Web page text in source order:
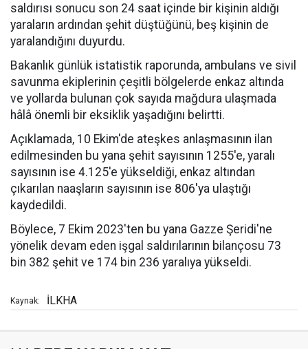
saldırısı sonucu son 24 saat içinde bir kişinin aldığı
yaraların ardından şehit düştüğünü, beş kişinin de
yaralandığını duyurdu.
Bakanlık günlük istatistik raporunda, ambulans ve sivil
savunma ekiplerinin çeşitli bölgelerde enkaz altında
ve yollarda bulunan çok sayıda mağdura ulaşmada
hâlâ önemli bir eksiklik yaşadığını belirtti.
Açıklamada, 10 Ekim'de ateşkes anlaşmasının ilan
edilmesinden bu yana şehit sayısının 1255'e, yaralı
sayısının ise 4.125'e yükseldiği, enkaz altından
çıkarılan naaşların sayısının ise 806'ya ulaştığı
kaydedildi.
Böylece, 7 Ekim 2023'ten bu yana Gazze Şeridi'ne
yönelik devam eden işgal saldırılarının bilançosu 73
bin 382 şehit ve 174 bin 236 yaralıya yükseldi.
Kaynak: İLKHA